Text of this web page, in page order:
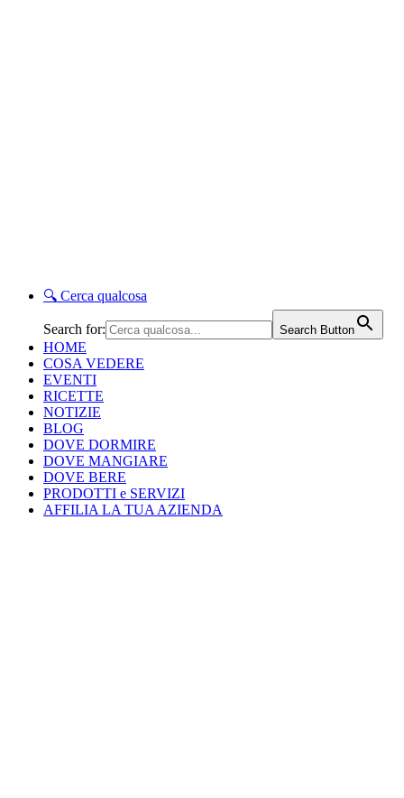
🔍 Cerca qualcosa
Search for: Search Button
HOME
COSA VEDERE
EVENTI
RICETTE
NOTIZIE
BLOG
DOVE DORMIRE
DOVE MANGIARE
DOVE BERE
PRODOTTI e SERVIZI
AFFILIA LA TUA AZIENDA